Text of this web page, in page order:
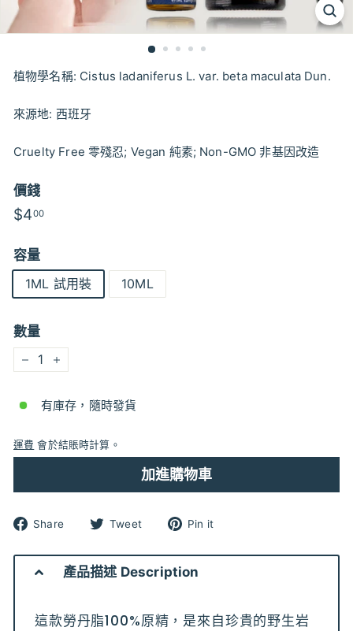
植物學名稱: Cistus ladaniferus L. var. beta maculata Dun.
來源地: 西班牙
Cruelty Free 零殘忍; Vegan 純素; Non-GMO 非基因改造
價錢
特
特
$400
容量
1ML 試用裝
10ML
數量
− +
有庫存，隨時發貨
運費 會於結賬時計算。
加進購物車
Share
Facebook
Tweet
Twitter
Pin it
產品描述 Description
這款勞丹脂100%原精，是來自珍貴的野生岩